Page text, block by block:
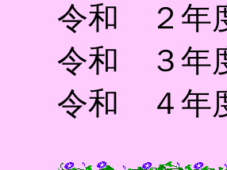
令和 ２年
令和 ３年
令和 ４年